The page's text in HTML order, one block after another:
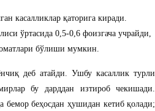
касалликлар қаторига киради.
ўртасида 0,5-0,6 фоизгача учрайди,
бўлиши мумкин.
деб атайди. Ушбу касаллик турли
бу дарддан изтироб чекишади.
бемор беҳосдан ҳушидан кетиб қолади;